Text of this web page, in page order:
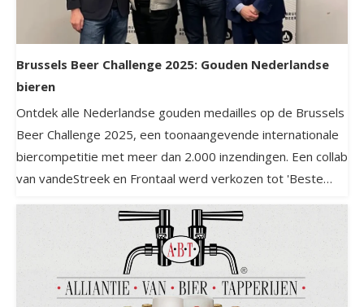
Brussels Beer Challenge 2025: Gouden Nederlandse
bieren
Ontdek alle Nederlandse gouden medailles op de Brussels
Beer Challenge 2025, een toonaangevende internationale
biercompetitie met meer dan 2.000 inzendingen. Een collab
van vandeStreek en Frontaal werd verkozen tot 'Beste